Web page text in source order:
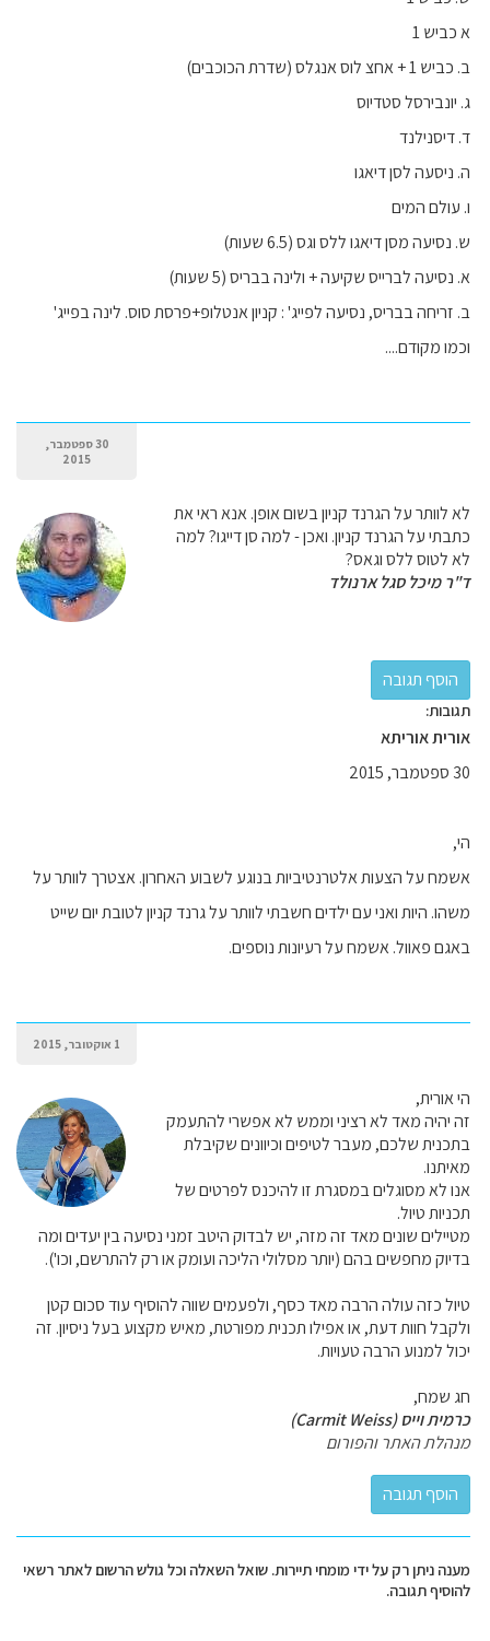
א כביש 1
ב. כביש 1 + אחצ לוס אנגלס (שדרת הכוכבים)
ג. יונבירסל סטדיוס
ד. דיסנילנד
ה. ניסעה לסן דיאגו
ו. עולם המים
ש. נסיעה מסן דיאגו ללס וגס (6.5 שעות)
א. נסיעה לברייס שקיעה + ולינה בבריס (5 שעות)
ב. זריחה בבריס, נסיעה לפייג' : קניון אנטלופ+פרסת סוס. לינה בפייג'
וכמו מקודם....
30 ספטמבר,
2015
לא לוותר על הגרנד קניון בשום אופן. אנא ראי את
כתבתי על הגרנד קניון. ואכן - למה סן דייגו? למה
לא לטוס ללס וגאס?
ד"ר מיכל סגל ארנולד
תגובות:
אורית אוריתא
30 ספטמבר, 2015
הי,
אשמח על הצעות אלטרנטיביות בנוגע לשבוע האחרון. אצטרך לוותר על
משהו. היות ואני עם ילדים חשבתי לוותר על גרנד קניון לטובת יום שייט
באגם פאוול. אשמח על רעיונות נוספים.
1 אוקטובר, 2015
הי אורית,
זה יהיה מאד לא רציני וממש לא אפשרי להתעמק
בתכנית שלכם, מעבר לטיפים וכיוונים שקיבלת
מאיתנו.
אנו לא מסוגלים במסגרת זו להיכנס לפרטים של
תכניות טיול.
מטיילים שונים מאד זה מזה, יש לבדוק היטב זמני נסיעה בין יעדים ומה
בדיוק מחפשים בהם (יותר מסלולי הליכה ועומק או רק להתרשם, וכו').
טיול כזה עולה הרבה מאד כסף, ולפעמים שווה להוסיף עוד סכום קטן
ולקבל חוות דעת, או אפילו תכנית מפורטת, מאיש מקצוע בעל ניסיון. זה
יכול למנוע הרבה טעויות.
חג שמח,
כרמית וייס (Carmit Weiss)
מנהלת האתר והפורום
מענה ניתן רק על ידי מומחי תיירות. שואל השאלה וכל גולש הרשום לאתר רשאי
להוסיף תגובה.